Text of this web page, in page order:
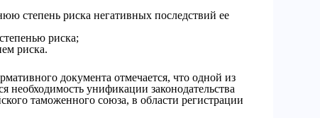
степень риска негативных последствий ее
риска;
риска.
документа отмечается, что одной из
необходимость унификации законодательства
таможенного союза, в области регистрации